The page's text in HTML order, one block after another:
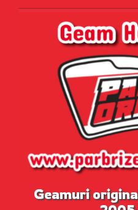
Geamuri